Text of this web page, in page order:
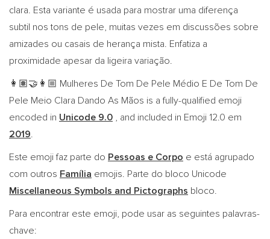
clara. Esta variante é usada para mostrar uma diferença
subtil nos tons de pele, muitas vezes em discussões sobre
amizades ou casais de herança mista. Enfatiza a
proximidade apesar da ligeira variação.
👩🏽‍🤝‍👩🏼 Mulheres De Tom De Pele Médio E De Tom De
Pele Meio Clara Dando As Mãos is a fully-qualified emoji
encoded in Unicode 9.0 , and included in Emoji 12.0 em
2019.
Este emoji faz parte do Pessoas e Corpo e está agrupado
com outros Família emojis. Parte do bloco Unicode
Miscellaneous Symbols and Pictographs bloco.
Para encontrar este emoji, pode usar as seguintes palavras-
chave: